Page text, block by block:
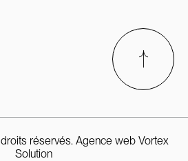
réservés. Agence web Vortex
Solution